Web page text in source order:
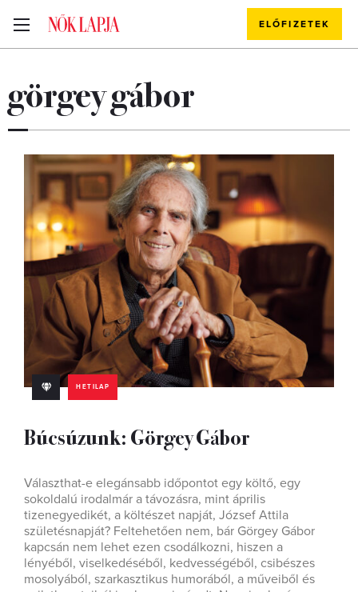
ELŐFIZETEK
görgey gábor
HETILAP
Búcsúzunk: Görgey Gábor
Választhat-e elegánsabb időpontot egy költő, egy
sokoldalú irodalmár a távozásra, mint április
tizenegyedikét, a költészet napját, József Attila
születésnapját? Feltehetően nem, bár Görgey Gábor
kapcsán nem lehet ezen csodálkozni, hiszen a
lényéből, viselkedéséből, kedvességéből, csibészes
mosolyából, szarkasztikus humorából, a műveiből és